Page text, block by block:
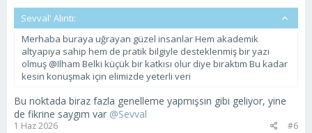
Sevval' Alıntı:
Merhaba buraya uğrayan güzel insanlar Hem akademik
altyapıya sahip hem de pratik bilgiyle desteklenmiş bir yazı
olmuş @Ilham Belki küçük bir katkısı olur diye bıraktım Bu kadar
kesin konuşmak için elimizde yeterli veri
Bu noktada biraz fazla genelleme yapmışsın gibi geliyor, yine
de fikrine saygım var @Sevval
1 Haz 2026 #6